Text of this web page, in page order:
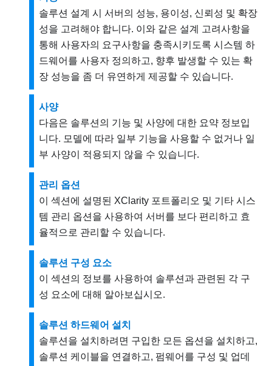
솔루션 설계 시 서버의 성능, 용이성, 신뢰성 및 확장
성을 고려해야 합니다. 이와 같은 설계 고려사항을
통해 사용자의 요구사항을 충족시키도록 시스템 하
드웨어를 사용자 정의하고, 향후 발생할 수 있는 확
장 성능을 좀 더 유연하게 제공할 수 있습니다.
사양
다음은 솔루션의 기능 및 사양에 대한 요약 정보입
니다. 모델에 따라 일부 기능을 사용할 수 없거나 일
부 사양이 적용되지 않을 수 있습니다.
관리 옵션
이 섹션에 설명된 XClarity 포트폴리오 및 기타 시스
템 관리 옵션을 사용하여 서버를 보다 편리하고 효
율적으로 관리할 수 있습니다.
솔루션 구성 요소
이 섹션의 정보를 사용하여 솔루션과 관련된 각 구
성 요소에 대해 알아보십시오.
솔루션 하드웨어 설치
솔루션을 설치하려면 구입한 모든 옵션을 설치하고,
솔루션 케이블을 연결하고, 펌웨어를 구성 및 업데